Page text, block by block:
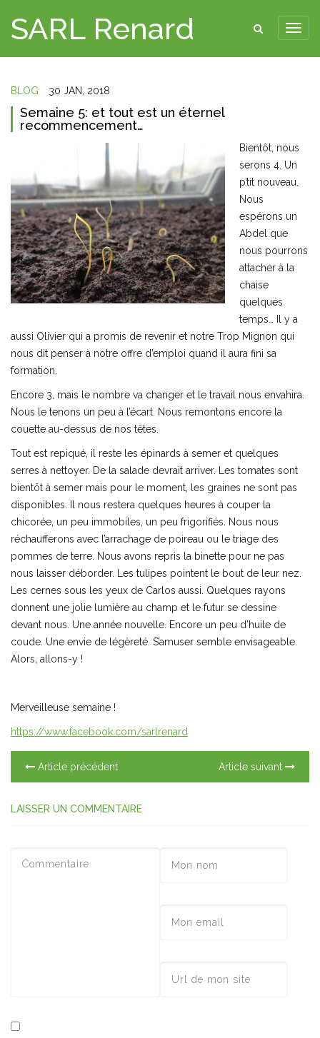
SARL Renard
BLOG 30 JAN, 2018
Semaine 5: et tout est un éternel
recommencement…
Bientôt, nous
serons 4. Un
p’tit nouveau.
Nous
espérons un
Abdel que
nous pourrons
attacher à la
chaise
quelques
temps… Il y a
aussi Olivier qui a promis de revenir et notre Trop Mignon qui
nous dit penser à notre offre d’emploi quand il aura fini sa
formation.
Encore 3, mais le nombre va changer et le travail nous envahira.
Nous le tenons un peu à l’écart. Nous remontons encore la
couette au-dessus de nos têtes.
Tout est repiqué, il reste les épinards à semer et quelques
serres à nettoyer. De la salade devrait arriver. Les tomates sont
bientôt à semer mais pour le moment, les graines ne sont pas
disponibles. Il nous restera quelques heures à couper la
chicorée, un peu immobiles, un peu frigorifiés. Nous nous
réchaufferons avec l’arrachage de poireau ou le triage des
pommes de terre. Nous avons repris la binette pour ne pas
nous laisser déborder. Les tulipes pointent le bout de leur nez.
Les cernes sous les yeux de Carlos aussi. Quelques rayons
donnent une jolie lumière au champ et le futur se dessine
devant nous. Une année nouvelle. Encore un peu d’huile de
coude. Une envie de légèreté. S’amuser semble envisageable.
Alors, allons-y !
Merveilleuse semaine !
https://www.facebook.com/sarlrenard
Article précédent Article suivant
LAISSER UN COMMENTAIRE